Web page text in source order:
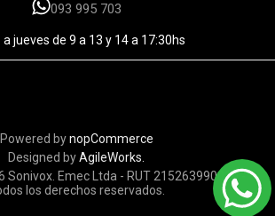
093 995 703
a jueves de 9 a 13 y 14 a 17:30hs
Powered bynopCommerce
Designed byAgileWorks.
Sonivox. Emec Ltda - RUT 215263990010 -
los derechos reservados.